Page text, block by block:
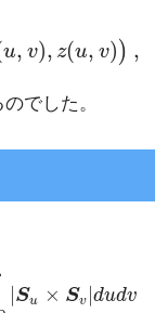
u, v), z(u, v) ) ,
y v z( ))
でした。
Su × Sv dudv
D